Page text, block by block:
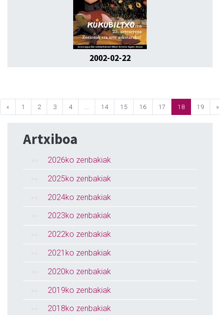
2002-02-22
« 1 2 3 4 14 15 16 17 18 19 »
Artxiboa
2026ko zenbakiak
2025ko zenbakiak
2024ko zenbakiak
2023ko zenbakiak
2022ko zenbakiak
2021ko zenbakiak
2020ko zenbakiak
2019ko zenbakiak
2018ko zenbakiak